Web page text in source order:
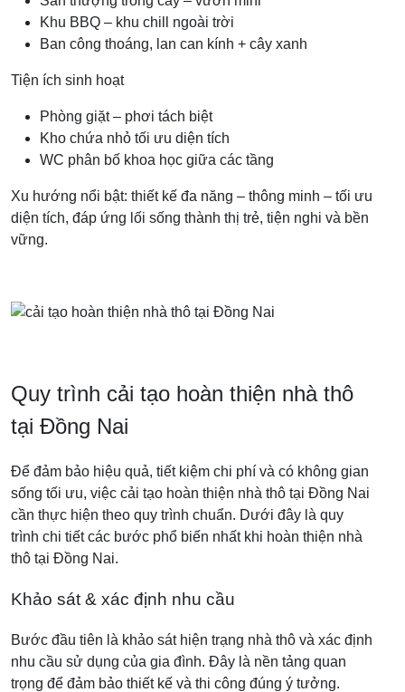
Khu BBQ – khu chill ngoài trời
Ban công thoáng, lan can kính + cây xanh
Tiện ích sinh hoạt
Phòng giặt – phơi tách biệt
Kho chứa nhỏ tối ưu diện tích
WC phân bố khoa học giữa các tầng
Xu hướng nổi bật: thiết kế đa năng – thông minh – tối ưu
diện tích, đáp ứng lối sống thành thị trẻ, tiện nghi và bền
vững.
Quy trình cải tạo hoàn thiện nhà thô
tại Đồng Nai
Để đảm bảo hiệu quả, tiết kiệm chi phí và có không gian
sống tối ưu, việc cải tạo hoàn thiện nhà thô tại Đồng Nai
cần thực hiện theo quy trình chuẩn. Dưới đây là quy
trình chi tiết các bước phổ biến nhất khi hoàn thiện nhà
thô tại Đồng Nai.
Khảo sát & xác định nhu cầu
Bước đầu tiên là khảo sát hiện trạng nhà thô và xác định
nhu cầu sử dụng của gia đình. Đây là nền tảng quan
trọng để đảm bảo thiết kế và thi công đúng ý tưởng.